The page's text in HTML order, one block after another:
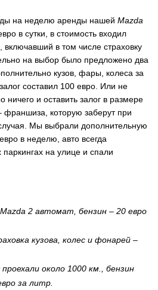
на неделю аренды нашей Mazda
в сутки, в стоимость входил
включавший в том числе страховку
на выбор было предложено два
кузов, фары, колеса за
составил 100 евро. Или не
ничего и оставить залог в размере
которую заберут при
Мы выбрали дополнительную
в неделю, авто всегда
на улице и спали
2 автомат, бензин – 20 евро
кузова, колес и фонарей –
около 1000 км., бензин
за литр.